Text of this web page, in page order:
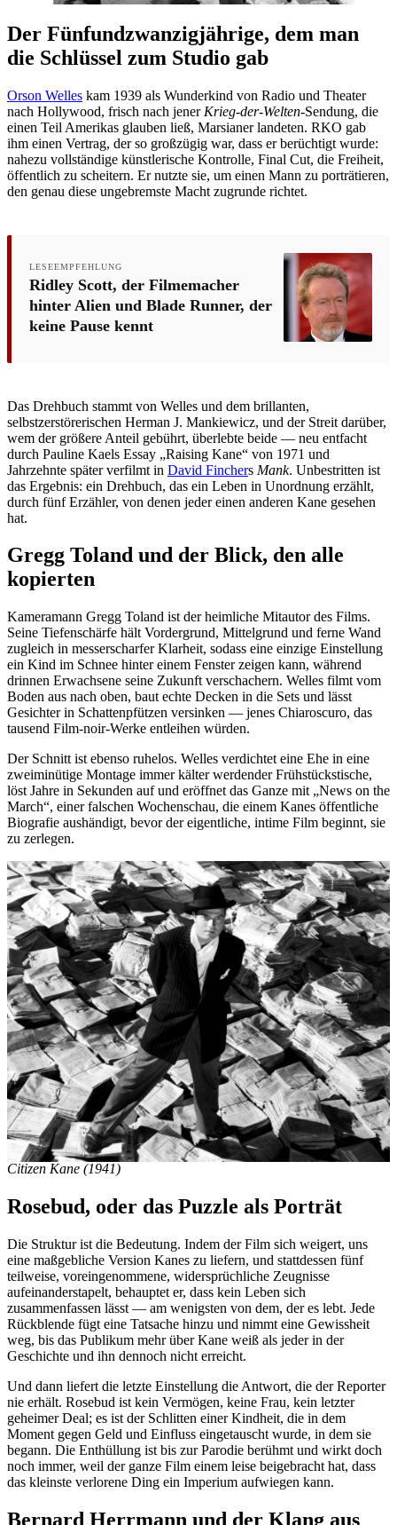
Der Fünfundzwanzigjährige, dem man
die Schlüssel zum Studio gab
Orson Welles kam 1939 als Wunderkind von Radio und Theater
nach Hollywood, frisch nach jener Krieg-der-Welten-Sendung, die
einen Teil Amerikas glauben ließ, Marsianer landeten. RKO gab
ihm einen Vertrag, der so großzügig war, dass er berüchtigt wurde:
nahezu vollständige künstlerische Kontrolle, Final Cut, die Freiheit,
öffentlich zu scheitern. Er nutzte sie, um einen Mann zu porträtieren,
den genau diese ungebremste Macht zugrunde richtet.
LESEEMPFEHLUNG
Ridley Scott, der Filmemacher
hinter Alien und Blade Runner, der
keine Pause kennt
Das Drehbuch stammt von Welles und dem brillanten,
selbstzerstörerischen Herman J. Mankiewicz, und der Streit darüber,
wem der größere Anteil gebührt, überlebte beide — neu entfacht
durch Pauline Kaels Essay „Raising Kane“ von 1971 und
Jahrzehnte später verfilmt in David Finchers Mank. Unbestritten ist
das Ergebnis: ein Drehbuch, das ein Leben in Unordnung erzählt,
durch fünf Erzähler, von denen jeder einen anderen Kane gesehen
hat.
Gregg Toland und der Blick, den alle
kopierten
Kameramann Gregg Toland ist der heimliche Mitautor des Films.
Seine Tiefenschärfe hält Vordergrund, Mittelgrund und ferne Wand
zugleich in messerscharfer Klarheit, sodass eine einzige Einstellung
ein Kind im Schnee hinter einem Fenster zeigen kann, während
drinnen Erwachsene seine Zukunft verschachern. Welles filmt vom
Boden aus nach oben, baut echte Decken in die Sets und lässt
Gesichter in Schattenpfützen versinken — jenes Chiaroscuro, das
tausend Film-noir-Werke entleihen würden.
Der Schnitt ist ebenso ruhelos. Welles verdichtet eine Ehe in eine
zweiminütige Montage immer kälter werdender Frühstückstische,
löst Jahre in Sekunden auf und eröffnet das Ganze mit „News on the
March“, einer falschen Wochenschau, die einem Kanes öffentliche
Biografie aushändigt, bevor der eigentliche, intime Film beginnt, sie
zu zerlegen.
Citizen Kane (1941)
Rosebud, oder das Puzzle als Porträt
Die Struktur ist die Bedeutung. Indem der Film sich weigert, uns
eine maßgebliche Version Kanes zu liefern, und stattdessen fünf
teilweise, voreingenommene, widersprüchliche Zeugnisse
aufeinanderstapelt, behauptet er, dass kein Leben sich
zusammenfassen lässt — am wenigsten von dem, der es lebt. Jede
Rückblende fügt eine Tatsache hinzu und nimmt eine Gewissheit
weg, bis das Publikum mehr über Kane weiß als jeder in der
Geschichte und ihn dennoch nicht erreicht.
Und dann liefert die letzte Einstellung die Antwort, die der Reporter
nie erhält. Rosebud ist kein Vermögen, keine Frau, kein letzter
geheimer Deal; es ist der Schlitten einer Kindheit, die in dem
Moment gegen Geld und Einfluss eingetauscht wurde, in dem sie
begann. Die Enthüllung ist bis zur Parodie berühmt und wirkt doch
noch immer, weil der ganze Film einem leise beigebracht hat, dass
das kleinste verlorene Ding ein Imperium aufwiegen kann.
Bernard Herrmann und der Klang aus